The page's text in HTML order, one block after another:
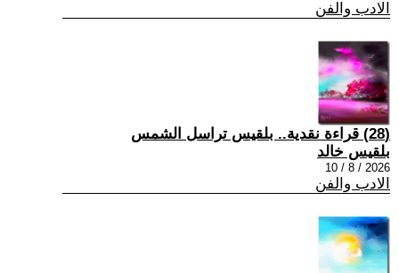
الادب والفن
(28) قراءة نقدية.. بلقيس تراسل الشمس
بلقيس خالد
2026 / 8 / 10
الادب والفن